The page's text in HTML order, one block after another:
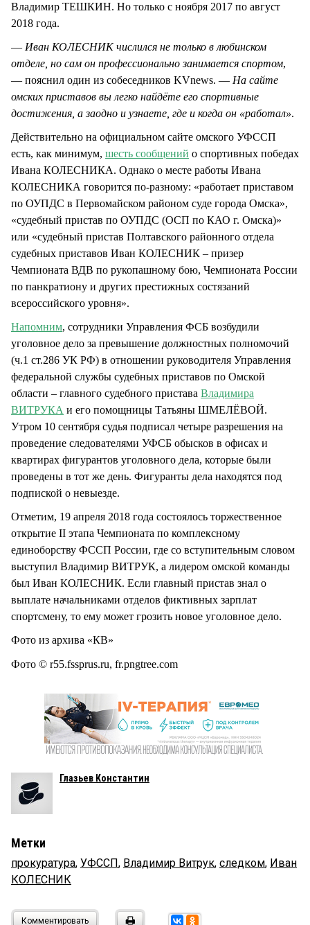
Владимир ТЕШКИН. Но только с ноября 2017 по август
2018 года.
— Иван КОЛЕСНИК числился не только в любинском
отделе, но сам он профессионально занимается спортом,
— пояснил один из собеседников KVnews. — На сайте
омских приставов вы легко найдёте его спортивные
достижения, а заодно и узнаете, где и когда он «работал».
Действительно на официальном сайте омского УФССП
есть, как минимум, шесть сообщений о спортивных победах
Ивана КОЛЕСНИКА. Однако о месте работы Ивана
КОЛЕСНИКА говорится по-разному: «работает приставом
по ОУПДС в Первомайском районом суде города Омска»,
«судебный пристав по ОУПДС (ОСП по КАО г. Омска)»
или «судебный пристав Полтавского районного отдела
судебных приставов Иван КОЛЕСНИК – призер
Чемпионата ВДВ по рукопашному бою, Чемпионата России
по панкратиону и других престижных состязаний
всероссийского уровня».
Напомним, сотрудники Управления ФСБ возбудили
уголовное дело за превышение должностных полномочий
(ч.1 ст.286 УК РФ) в отношении руководителя Управления
федеральной службы судебных приставов по Омской
области – главного судебного пристава Владимира
ВИТРУКА и его помощницы Татьяны ШМЕЛЁВОЙ.
Утром 10 сентября судья подписал четыре разрешения на
проведение следователями УФСБ обысков в офисах и
квартирах фигурантов уголовного дела, которые были
проведены в тот же день. Фигуранты дела находятся под
подпиской о невыезде.
Отметим, 19 апреля 2018 года состоялось торжественное
открытие II этапа Чемпионата по комплексному
единоборству ФССП России, где со вступительным словом
выступил Владимир ВИТРУК, а лидером омской команды
был Иван КОЛЕСНИК. Если главный пристав знал о
выплате начальниками отделов фиктивных зарплат
спортсмену, то ему может грозить новое уголовное дело.
Фото из архива «КВ»
Фото © r55.fssprus.ru, fr.pngtree.com
Глазьев Константин
Метки
прокуратура, УФССП, Владимир Витрук, следком, Иван
КОЛЕСНИК
Комментировать